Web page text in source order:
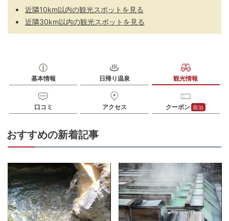
近隣10km以内の観光スポットを見る
近隣30km以内の観光スポットを見る
基本情報 日帰り温泉 観光情報
口コミ アクセス クーポン 宿泊
おすすめの新着記事